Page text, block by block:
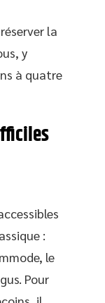
la
y
à quatre
:
le
Pour